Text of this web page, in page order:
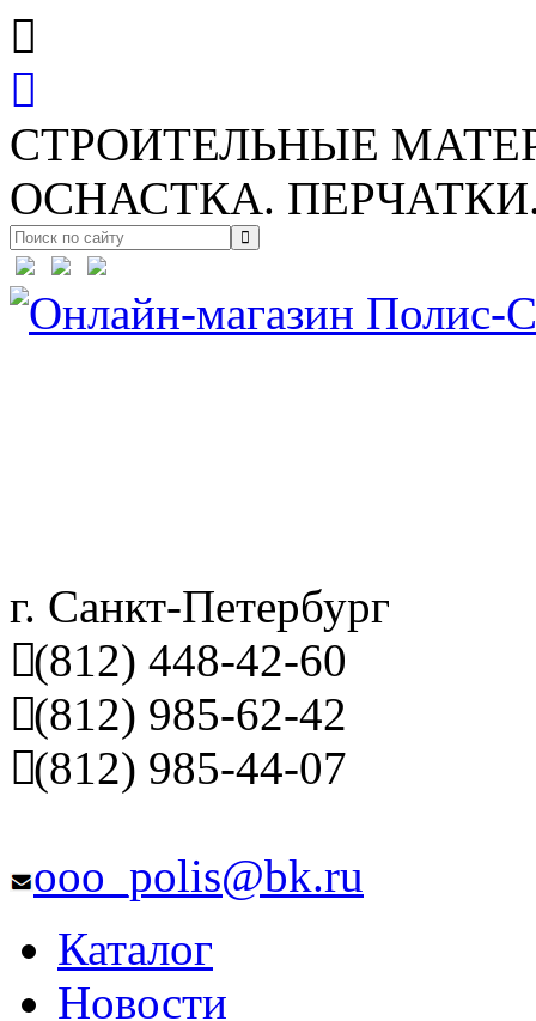
СТРОИТЕЛЬНЫЕ
ОСНАСТКА.
г. Санкт-Петербург
(812) 448-42-60
(812) 985-62-42
(812) 985-44-07
ooo_polis@bk.ru
Каталог
Новости